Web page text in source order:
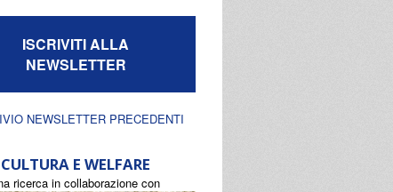
ISCRIVITI ALLA
NEWSLETTER
NEWSLETTER PRECEDENTI
CULTURA E WELFARE
ricerca in collaborazione con